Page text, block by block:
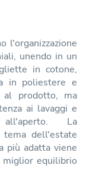
l'organizzazione
unendo in un
in cotone,
in poliestere e
al prodotto, ma
ai lavaggi e
La
dell'estate
più adatta viene
equilibrio